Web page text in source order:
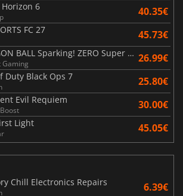
Horizon 6 40.35€
FC 27 45.73€
DRAGON BALL Sparking! ZERO Super Limit Breaking NEO
Gaming 26.99€
Duty Black Ops 7 25.80€
Evil Requiem 30.00€
Light 45.05€
Chill Electronics Repairs
6.39€